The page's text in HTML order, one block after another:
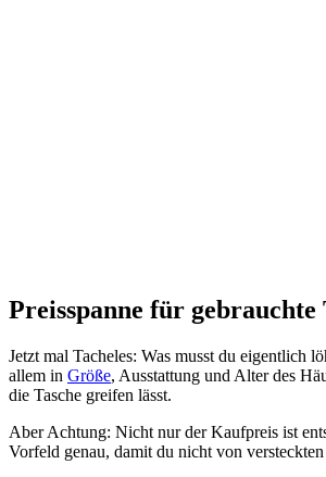
Preisspanne für gebrauchte
Jetzt mal Tacheles: Was musst du
allem in Größe, Ausstattung und Alter des
die Tasche greifen lässt.
Aber Achtung: Nicht nur der Kaufpreis ist
Vorfeld genau, damit du nicht von